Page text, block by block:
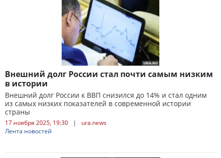
Внешний долг России стал почти самым низким
в истории
Внешний долг России к ВВП снизился до 14% и стал одним
из самых низких показателей в современной истории
страны
17 ноября 2025, 19:30 |
ura.news
Лента новостей